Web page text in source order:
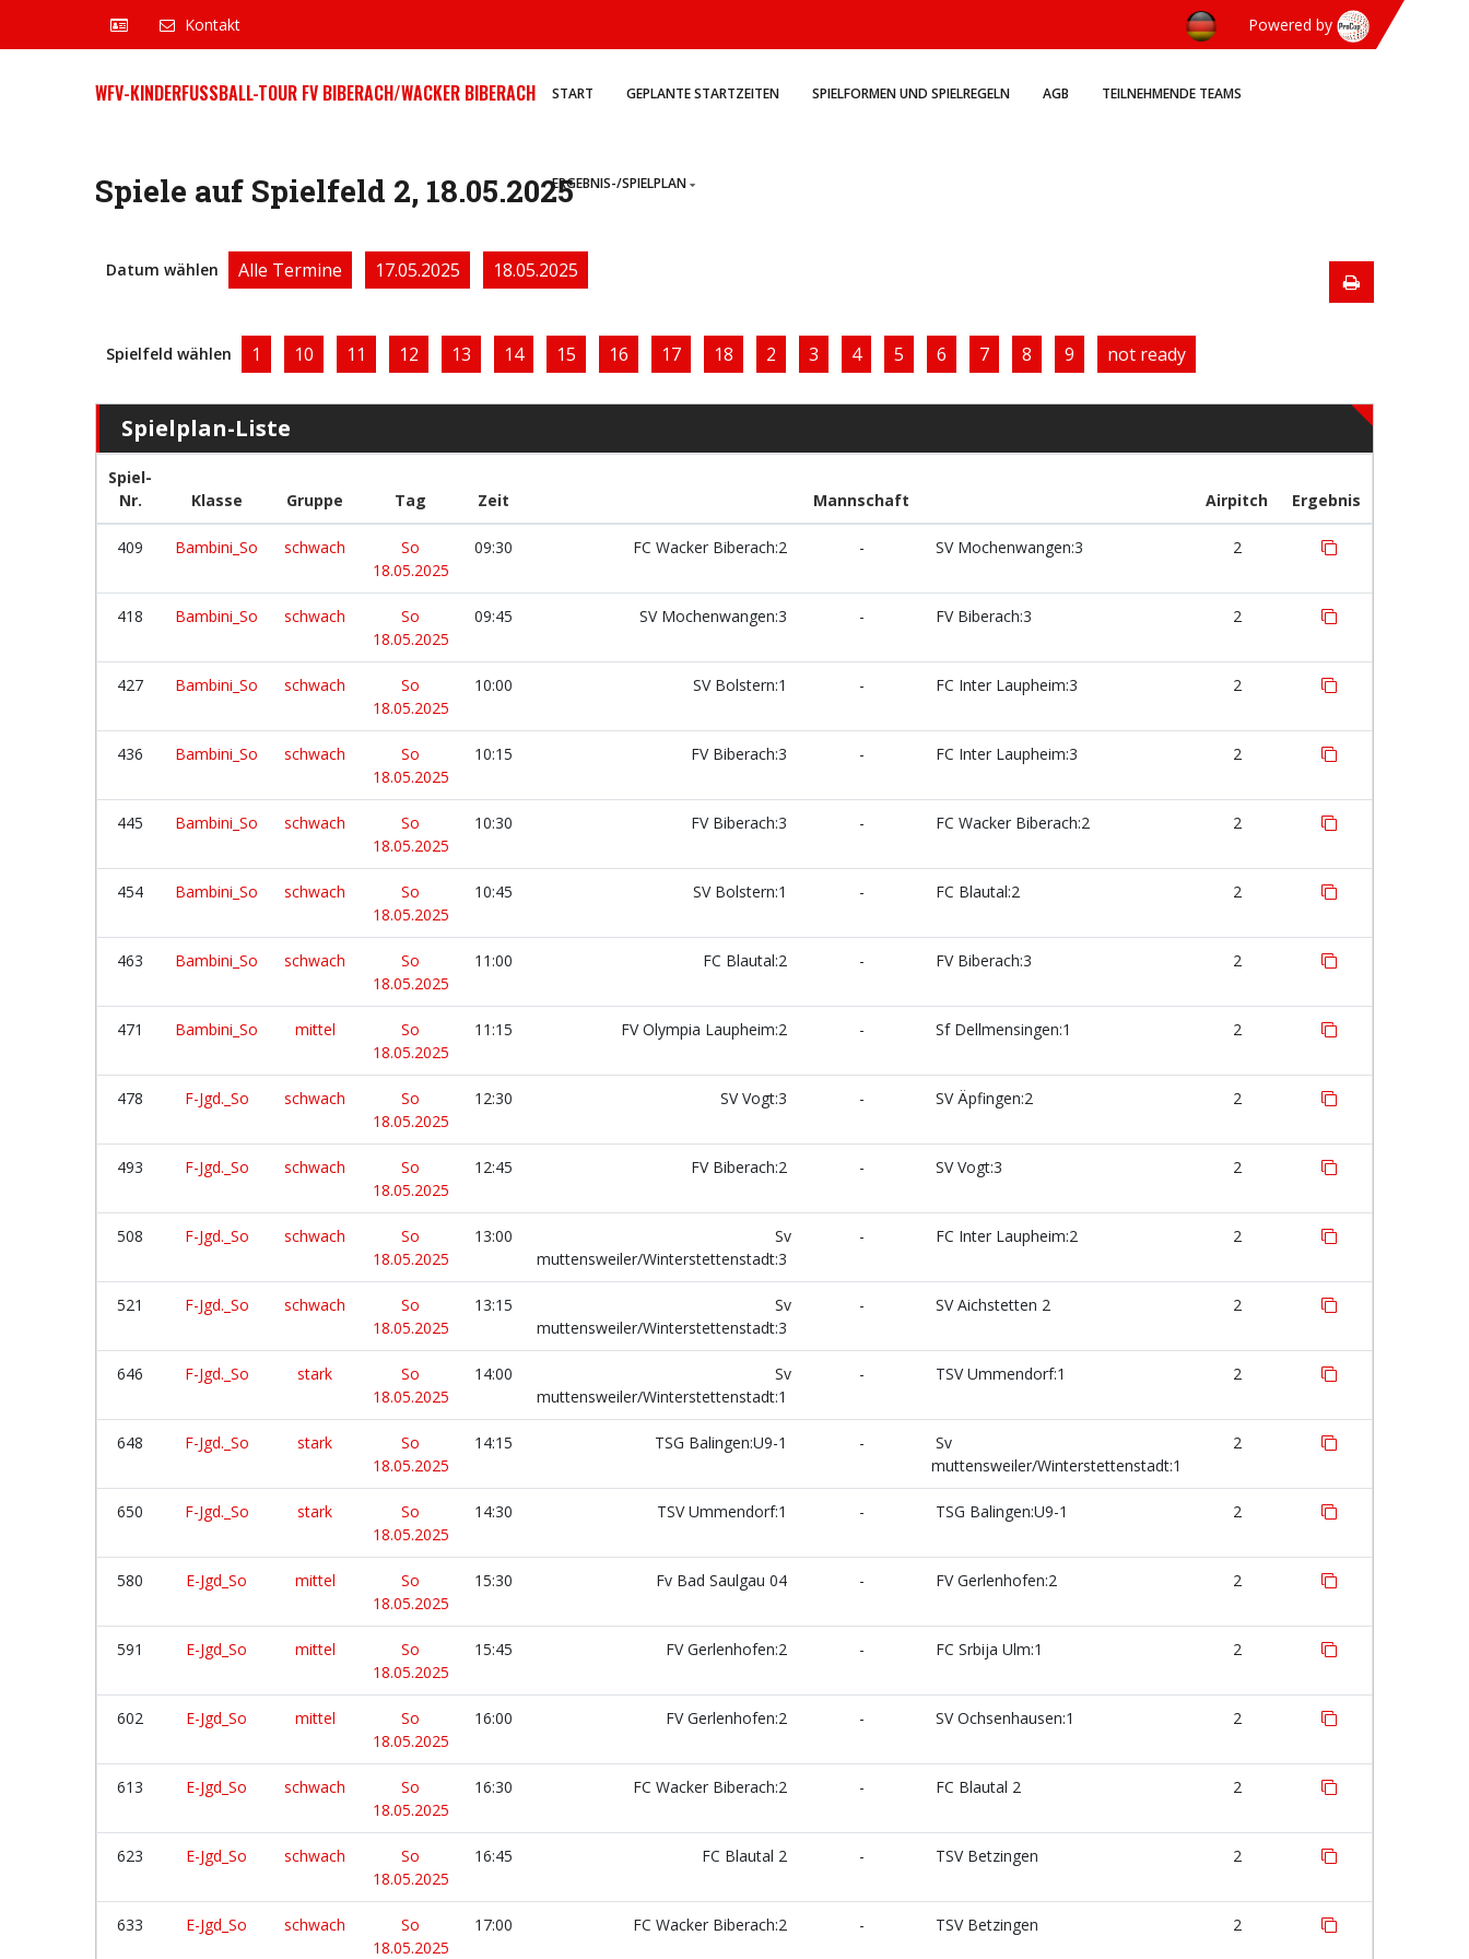
Kontakt Powered by
WFV-KINDERFUSSBALL-TOUR FV BIBERACH/WACKER BIBERACH START GEPLANTE STARTZEITEN SPIELFORMEN UND SPIELREGELN AGB TEILNEHMENDE TEAMS
ERGEBNIS-/SPIELPLAN
Spiele auf Spielfeld 2, 18.05.2025
Datum wählen Alle Termine 17.05.2025 18.05.2025
Spielfeld wählen 1 10 11 12 13 14 15 16 17 18 2 3 4 5 6 7 8 9 not ready
Spielplan-Liste
Spiel-
Nr.
Klasse Gruppe Tag Zeit Mannschaft Airpitch Ergebnis
409 Bambini_So schwach
So
18.05.2025
09:30 FC Wacker Biberach:2 - SV Mochenwangen:3 2
418 Bambini_So schwach
So
18.05.2025
09:45 SV Mochenwangen:3 - FV Biberach:3 2
427 Bambini_So schwach
So
18.05.2025
10:00 SV Bolstern:1 - FC Inter Laupheim:3 2
436 Bambini_So schwach
So
18.05.2025
10:15 FV Biberach:3 - FC Inter Laupheim:3 2
445 Bambini_So schwach
So
18.05.2025
10:30 FV Biberach:3 - FC Wacker Biberach:2 2
454 Bambini_So schwach
So
18.05.2025
10:45 SV Bolstern:1 - FC Blautal:2 2
463 Bambini_So schwach
So
18.05.2025
11:00 FC Blautal:2 - FV Biberach:3 2
471 Bambini_So mittel
So
18.05.2025
11:15 FV Olympia Laupheim:2 - Sf Dellmensingen:1 2
478 F-Jgd._So schwach
So
18.05.2025
12:30 SV Vogt:3 - SV Äpfingen:2 2
493 F-Jgd._So schwach
So
18.05.2025
12:45 FV Biberach:2 - SV Vogt:3 2
508 F-Jgd._So schwach
So
18.05.2025
13:00
Sv
muttensweiler/Winterstettenstadt:3
- FC Inter Laupheim:2 2
521 F-Jgd._So schwach
So
18.05.2025
13:15
Sv
muttensweiler/Winterstettenstadt:3
- SV Aichstetten 2 2
646 F-Jgd._So stark
So
18.05.2025
14:00
Sv
muttensweiler/Winterstettenstadt:1
- TSV Ummendorf:1 2
648 F-Jgd._So stark
So
18.05.2025
14:15 TSG Balingen:U9-1 -
Sv
muttensweiler/Winterstettenstadt:1
2
650 F-Jgd._So stark
So
18.05.2025
14:30 TSV Ummendorf:1 - TSG Balingen:U9-1 2
580 E-Jgd_So mittel
So
18.05.2025
15:30 Fv Bad Saulgau 04 - FV Gerlenhofen:2 2
591 E-Jgd_So mittel
So
18.05.2025
15:45 FV Gerlenhofen:2 - FC Srbija Ulm:1 2
602 E-Jgd_So mittel
So
18.05.2025
16:00 FV Gerlenhofen:2 - SV Ochsenhausen:1 2
613 E-Jgd_So schwach
So
18.05.2025
16:30 FC Wacker Biberach:2 - FC Blautal 2 2
623 E-Jgd_So schwach
So
18.05.2025
16:45 FC Blautal 2 - TSV Betzingen 2
633 E-Jgd_So schwach
So
18.05.2025
17:00 FC Wacker Biberach:2 - TSV Betzingen 2